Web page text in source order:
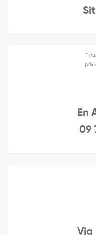
*
prix
En
09
Via